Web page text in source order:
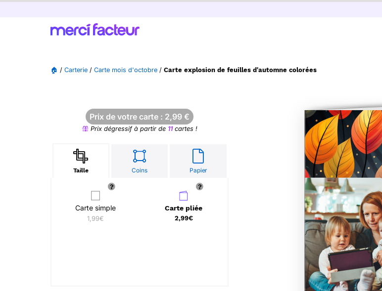
🏠 / Carterie / Carte mois d'octobre / Carte explosion de feuilles d'automne colorées
Prix de votre carte : 2,99 €
Prix dégressif à partir de 11cartes !
Taille Coins Papier
Carte simple
1,99€
Carte pliée
2,99€